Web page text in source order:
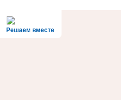
Решаем вместе